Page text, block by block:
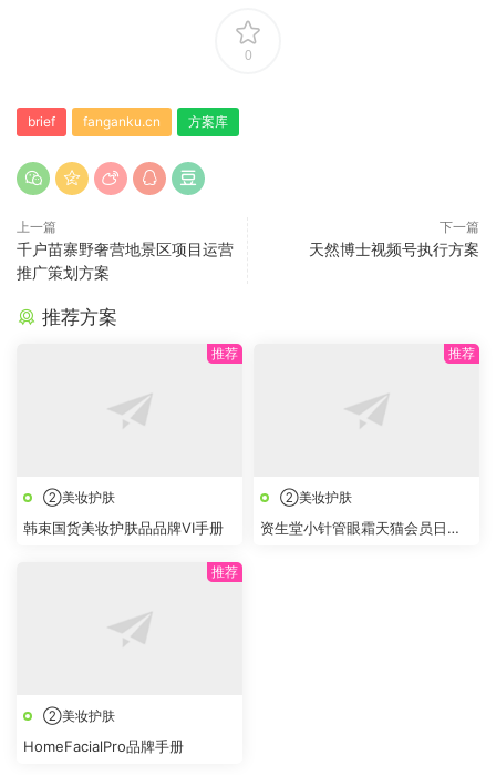
0
brief fanganku.cn 方案库
上一篇
千户苗寨野奢营地景区项目运营
推广策划方案
下一篇
天然博士视频号执行方案
推荐方案
②美妆护肤
韩束国货美妆护肤品品牌VI手册
②美妆护肤
资生堂小针管眼霜天猫会员日
②美妆护肤
HomeFacialPro品牌手册